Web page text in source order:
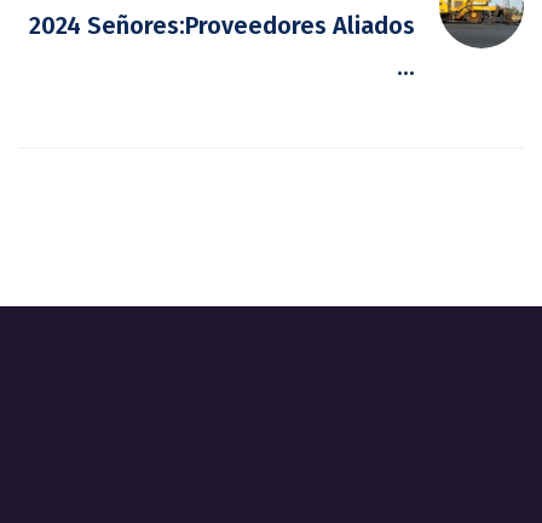
2024 Señores:Proveedores Aliados
...